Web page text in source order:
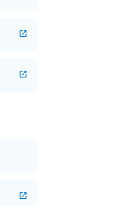
open_in_new
open_in_new
open_in_new